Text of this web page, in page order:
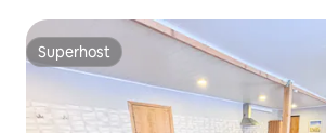
Superhost
Superhost